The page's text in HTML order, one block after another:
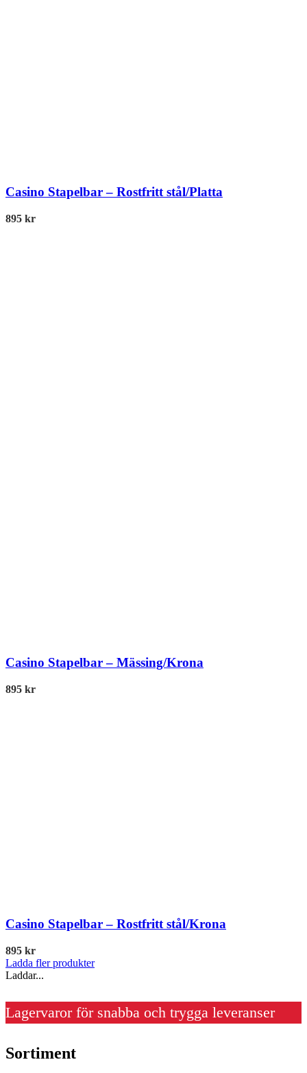
Casino Stapelbar – Rostfritt stål/Platta
895 kr
Casino Stapelbar – Mässing/Krona
895 kr
Casino Stapelbar – Rostfritt stål/Krona
895 kr
Ladda fler produkter
Laddar...
Lagervaror för snabba och trygga leveranser
Sortiment